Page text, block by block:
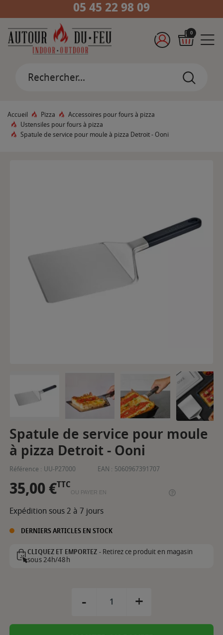
05 45 22 98 09
0
Accueil Pizza
Accessoires pour fours à pizza
Ustensiles pour fours à pizza
Spatule de service pour moule à pizza Detroit - Ooni
Spatule de service pour moule
à pizza Detroit - Ooni
Référence : UU-P27000 EAN : 5060967391707
35,00 €TTC
OU PAYER EN
Expédition sous 2 à 7 jours
DERNIERS ARTICLES EN STOCK
CLIQUEZ ET EMPORTEZ -Retirez ce produit en magasin
sous 24h/48h
- +